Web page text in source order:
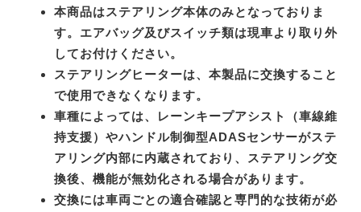
本商品はステアリング本体のみとなっておりま
す。エアバッグ及びスイッチ類は現車より取り外
してお付けください。
ステアリングヒーターは、本製品に交換すること
で使用できなくなります。
車種によっては、レーンキープアシスト（車線維
持支援）やハンドル制御型ADASセンサーがステ
アリング内部に内蔵されており、ステアリング交
換後、機能が無効化される場合があります。
交換には車両ごとの適合確認と専門的な技術が必